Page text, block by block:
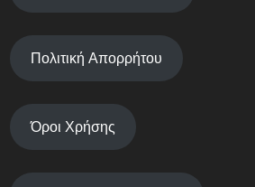
Πολιτική Απορρήτου
Όροι Χρήσης